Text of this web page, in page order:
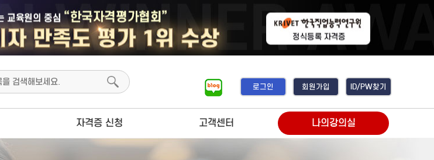
로그인 회원가입 ID/PW찾기
자격증 신청 고객센터 나의강의실